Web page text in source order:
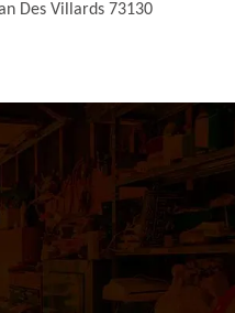
Des Villards 73130